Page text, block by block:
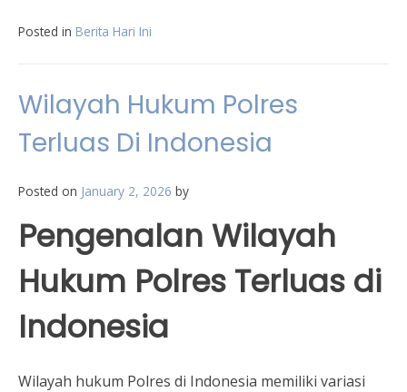
Posted in Berita Hari Ini
Wilayah Hukum Polres
Terluas Di Indonesia
Posted on January 2, 2026 by
Pengenalan Wilayah
Hukum Polres Terluas di
Indonesia
Wilayah hukum Polres di Indonesia memiliki variasi